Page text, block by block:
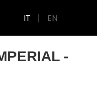
IT EN
-